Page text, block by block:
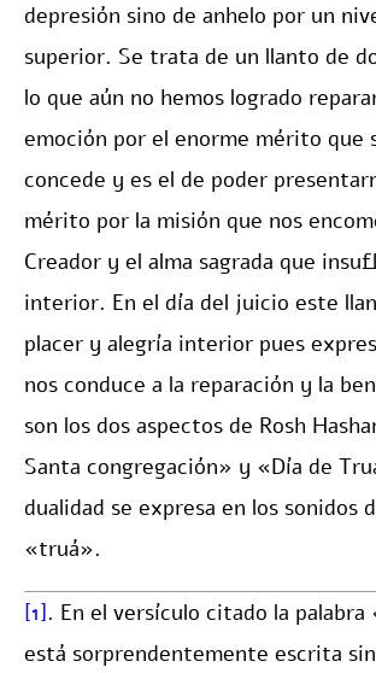
depresión sino de anhelo por un
superior. Se trata de un llanto de
lo que aún no hemos logrado
emoción por el enorme mérito que
concede y es el de poder
mérito por la misión que nos
Creador y el alma sagrada que
interior. En el día del juicio este
placer y alegría interior pues
nos conduce a la reparación y la
son los dos aspectos de Rosh
Santa congregación» y «Día de
dualidad se expresa en los sonidos
«truá».
[1]. En el versículo citado la
está sorprendentemente escrita